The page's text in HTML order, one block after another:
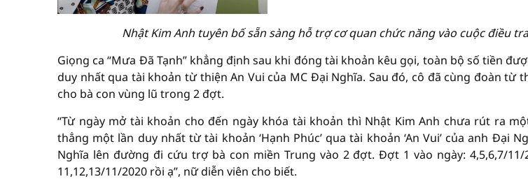
Nhật Kim Anh tuyên bố sẵn sàng hỗ trợ cơ quan chức năng vào cuộc điều
Giọng ca “Mưa Đã Tạnh” khẳng định sau khi đóng tài khoản kêu gọi, toàn bộ số tiền
duy nhất qua tài khoản từ thiện An Vui của MC Đại Nghĩa. Sau đó, cô đã cùng đoàn từ
cho bà con vùng lũ trong 2 đợt.
“Từ ngày mở tài khoản cho đến ngày khóa tài khoản thì Nhật Kim Anh chưa rút ra
thẳng một lần duy nhất từ tài khoản ‘Hạnh Phúc’ qua tài khoản ‘An Vui’ của anh Đại
Nghĩa lên đường đi cứu trợ bà con miền Trung vào 2 đợt. Đợt 1 vào ngày: 4,5,6,7/
11,12,13/11/2020 rồi ạ”, nữ diễn viên cho biết.